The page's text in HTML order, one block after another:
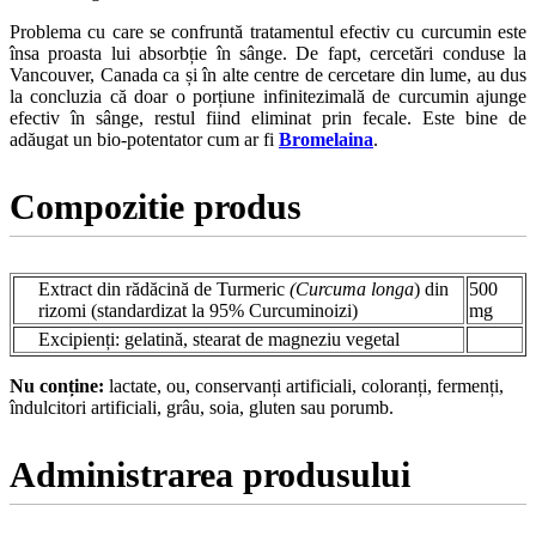
Problema cu care se confruntă tratamentul efectiv cu curcumin este
însa proasta lui absorbție în sânge. De fapt, cercetări conduse la
Vancouver, Canada ca și în alte centre de cercetare din lume, au dus
la concluzia că doar o porțiune infinitezimală de curcumin ajunge
efectiv în sânge, restul fiind eliminat prin fecale. Este bine de
adăugat un bio-potentator cum ar fi Bromelaina.
Compozitie produs
Extract din rădăcină de Turmeric (Curcuma longa) din
rizomi (standardizat la 95% Curcuminoizi)
500
mg
Excipienți: gelatină, stearat de magneziu vegetal
Nu conține: lactate, ou, conservanți artificiali, coloranți, fermenți,
îndulcitori artificiali, grâu, soia, gluten sau porumb.
Administrarea produsului